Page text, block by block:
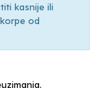
kasnije ili
od